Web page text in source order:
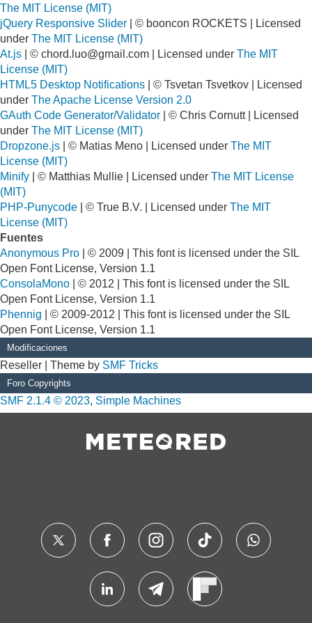
The MIT License (MIT)
jQuery Responsive Slider | © booncon ROCKETS | Licensed
under The MIT License (MIT)
At.js | © chord.luo@gmail.com | Licensed under The MIT
License (MIT)
HTML5 Desktop Notifications | © Tsvetan Tsvetkov | Licensed
under The Apache License Version 2.0
GAuth Code Generator/Validator | © Chris Cornutt | Licensed
under The MIT License (MIT)
Dropzone.js | © Matias Meno | Licensed under The MIT
License (MIT)
Minify | © Matthias Mullie | Licensed under The MIT License
(MIT)
PHP-Punycode | © True B.V. | Licensed under The MIT
License (MIT)
Fuentes
Anonymous Pro | © 2009 | This font is licensed under the SIL
Open Font License, Version 1.1
ConsolaMono | © 2012 | This font is licensed under the SIL
Open Font License, Version 1.1
Phennig | © 2009-2012 | This font is licensed under the SIL
Open Font License, Version 1.1
Modificaciones
Reseller | Theme by SMF Tricks
Foro Copyrights
SMF 2.1.4 © 2023, Simple Machines